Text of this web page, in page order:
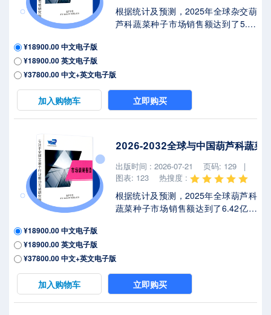
盐是以氯化钠...
根据统计及预测，2025年全球杂交葫
芦科蔬菜种子市场销售额达到了5.91
看，中国市场在过去几年变化较快，
2025年市场规模为 百万美元，约占全
球的 %，预计2032年将达到 百万美
元，届时全球占比将达到 %。2025年
著不确定性，本报告将深入解析最新
关税调整及各国应对战略对杂交葫芦
科蔬菜种子市场竞争态势、区域经济
联动及供应链重构的潜在影响。杂交
葫芦科蔬菜...
¥18900.00 中文电子版
¥18900.00 英文电子版
¥37800.00 中文+英文电子版
加入购物车 立即购买
2026-2032全球与中国葫芦科蔬菜
出版时间 : 2026-07-21
页码: 129 |
图表: 123
热搜度 :
根据统计及预测，2025年全球葫芦科
蔬菜种子市场销售额达到了6.42亿美
看，中国市场在过去几年变化较快，
2025年市场规模为 百万美元，约占全
球的 %，预计2032年将达到 百万美
元，届时全球占比将达到 %。2025年
¥18900.00 中文电子版
¥18900.00 英文电子版
¥37800.00 中文+英文电子版
加入购物车 立即购买